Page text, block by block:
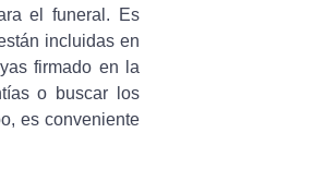
el funeral. Es
incluidas en
firmado en la
o buscar los
es conveniente